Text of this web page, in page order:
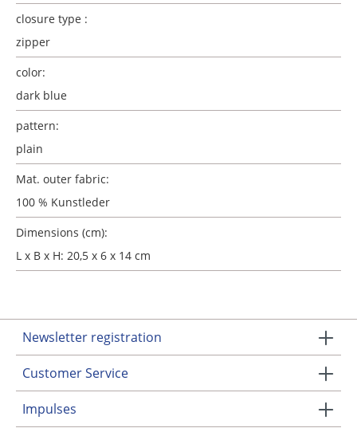
closure type :
zipper
color:
dark blue
pattern:
plain
Mat. outer fabric:
100 % Kunstleder
Dimensions (cm):
L x B x H: 20,5 x 6 x 14 cm
Newsletter registration
Customer Service
Impulses